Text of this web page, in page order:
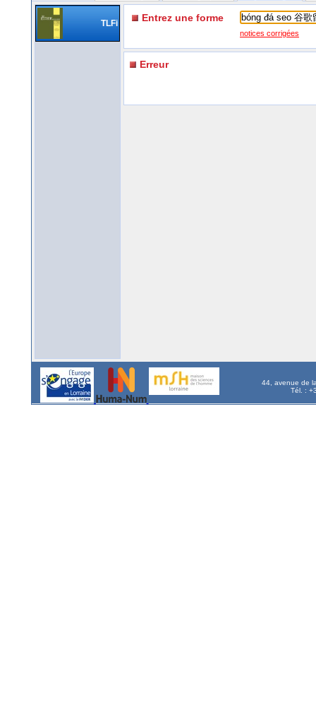
TLFi Entrez une forme
notices corrigées
Erreur
44, avenue de
Tél. :